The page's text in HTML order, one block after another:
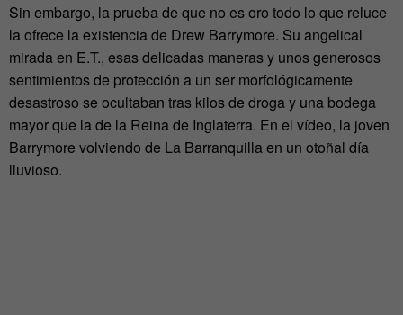
Sin embargo, la prueba de que no es oro todo lo que reluce
la ofrece la existencia de Drew Barrymore. Su angelical
mirada en E.T., esas delicadas maneras y unos generosos
sentimientos de protección a un ser morfológicamente
desastroso se ocultaban tras kilos de droga y una bodega
mayor que la de la Reina de Inglaterra. En el vídeo, la joven
Barrymore volviendo de La Barranquilla en un otoñal día
lluvioso.